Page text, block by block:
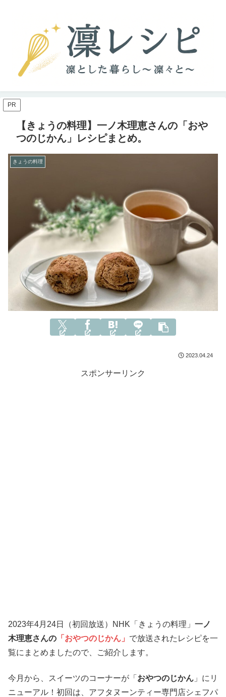
PR
【きょうの料理】一ノ木理恵さんの「おや
つのじかん」レシピまとめ。
きょうの料理
2023.04.24
スポンサーリンク
2023年4月24日（初回放送）NHK「きょうの料理」 一ノ
木理恵さんの 「おやつのじかん」 で放送されたレシピを一
覧にまとめましたので、ご紹介します。
今月から、スイーツのコーナーが「 おやつのじかん 」にリ
ニューアル！初回は、アフタヌーンティー専門店シェフパ